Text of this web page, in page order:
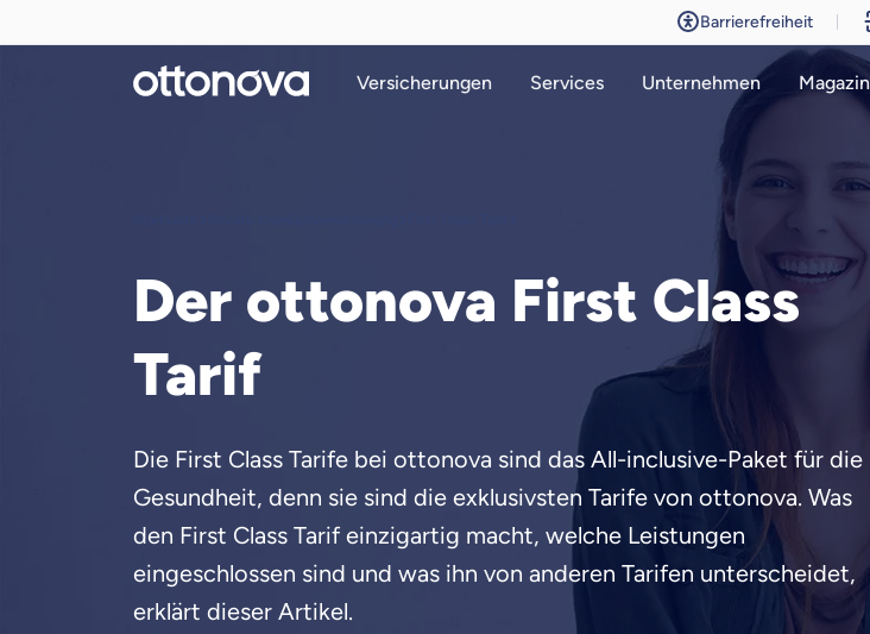
Barrierefreiheit
Versicherungen Services Unternehmen Magazin
Der ottonova First Class
Tarif
Die First Class Tarife bei ottonova sind das All-inclusive-Paket für die
Gesundheit, denn sie sind die exklusivsten Tarife von ottonova. Was
den First Class Tarif einzigartig macht, welche Leistungen
eingeschlossen sind und was ihn von anderen Tarifen unterscheidet,
erklärt dieser Artikel.